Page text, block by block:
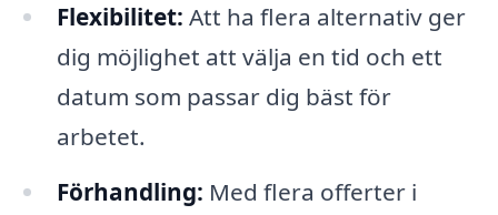
Flexibilitet: Att ha flera alternativ ger
dig möjlighet att välja en tid och ett
datum som passar dig bäst för
arbetet.
Förhandling: Med flera offerter i